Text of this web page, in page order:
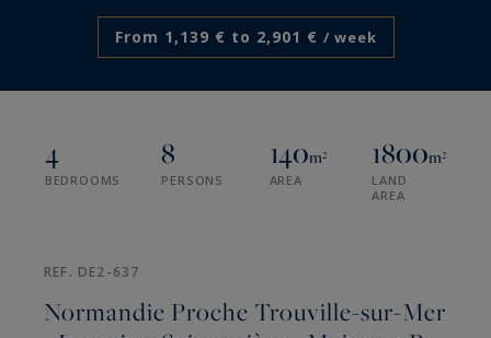
From 1,139 € to 2,901 € / week
4
BEDROOMS
8
PERSONS
140m²
AREA
1800m²
LAND
AREA
REF. DE2-637
Normandie Proche Trouville-sur-Mer